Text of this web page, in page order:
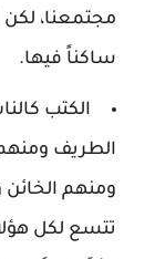
مجتمعنا،
ساكناً فيها.
الكتب
الطريف
ومنهم الخائن
تتسع لكل